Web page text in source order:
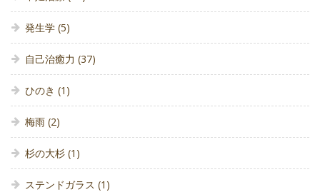
発生学 (5)
自己治癒力 (37)
ひのき (1)
梅雨 (2)
杉の大杉 (1)
ステンドガラス (1)